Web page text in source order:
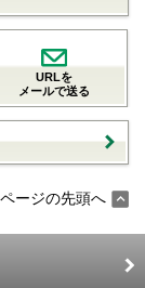
URLを
メールで送る
ージの先頭へ